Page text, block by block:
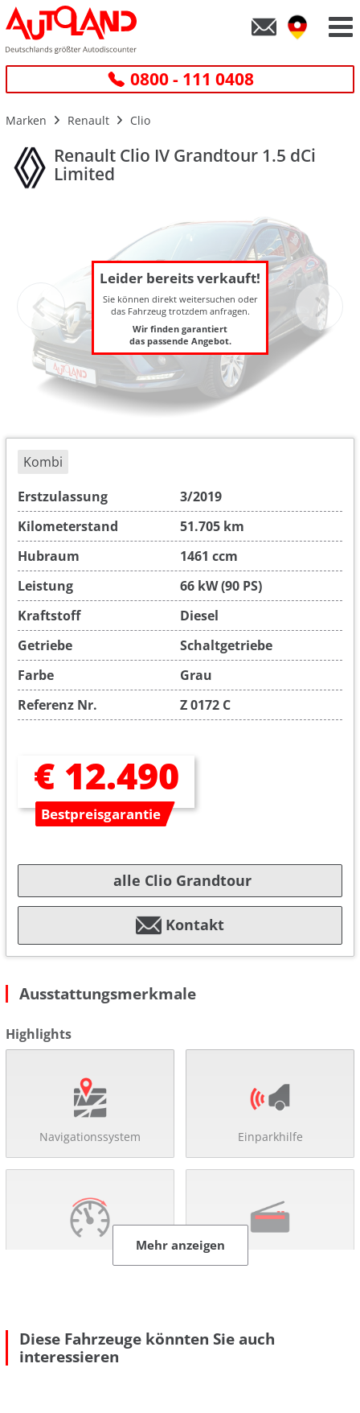
0800 - 111 0408
Marken Renault Clio
Renault Clio IV Grandtour 1.5 dCi
Limited
Leider bereits verkauft!
Sie können direkt weitersuchen oder
das Fahrzeug trotzdem anfragen.
Wir finden garantiert
das passende Angebot.
Kombi
Erstzulassung
3/2019
Kilometerstand
51.705 km
Hubraum
1461 ccm
Leistung
66 kW (90 PS)
Kraftstoff
Diesel
Getriebe
Schaltgetriebe
Farbe
Grau
Referenz Nr.
Z 0172 C
€ 12.490
Bestpreisgarantie
alle Clio Grandtour
Kontakt
Ausstattungsmerkmale
Highlights
Navigationssystem Einparkhilfe
beheizbare Aussenspiegel
Bordcomputer
Colorverglasung
Mehr anzeigen
Diese Fahrzeuge könnten Sie auch
interessieren